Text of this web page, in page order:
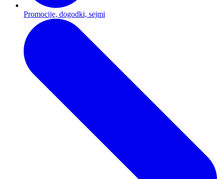
Promocije, dogodki, sejmi